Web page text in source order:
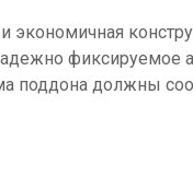
экономичная
поддона должны